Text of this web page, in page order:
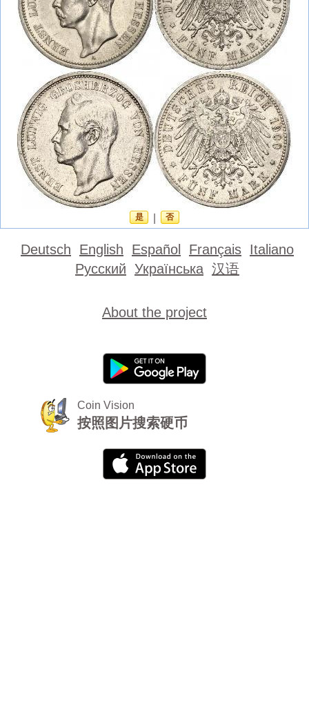
是 否
Deutsch English Español Français Italiano
Русский Українська 汉语
About the project
Coin Vision
按照图片搜索硬币